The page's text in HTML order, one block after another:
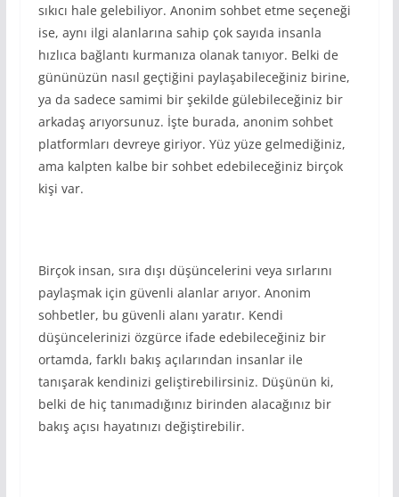
sıkıcı hale gelebiliyor. Anonim sohbet etme seçeneği
ise, aynı ilgi alanlarına sahip çok sayıda insanla
hızlıca bağlantı kurmanıza olanak tanıyor. Belki de
gününüzün nasıl geçtiğini paylaşabileceğiniz birine,
ya da sadece samimi bir şekilde gülebileceğiniz bir
arkadaş arıyorsunuz. İşte burada, anonim sohbet
platformları devreye giriyor. Yüz yüze gelmediğiniz,
ama kalpten kalbe bir sohbet edebileceğiniz birçok
kişi var.
Birçok insan, sıra dışı düşüncelerini veya sırlarını
paylaşmak için güvenli alanlar arıyor. Anonim
sohbetler, bu güvenli alanı yaratır. Kendi
düşüncelerinizi özgürce ifade edebileceğiniz bir
ortamda, farklı bakış açılarından insanlar ile
tanışarak kendinizi geliştirebilirsiniz. Düşünün ki,
belki de hiç tanımadığınız birinden alacağınız bir
bakış açısı hayatınızı değiştirebilir.